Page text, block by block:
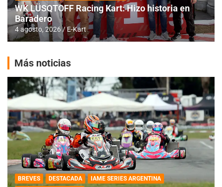
WK LÜSQTOFF Racing Kart: Hizo historia en
Baradero
4 agosto, 2026 E-Kart
Más noticias
BREVES DESTACADA
IAME SERIES ARGENTINA